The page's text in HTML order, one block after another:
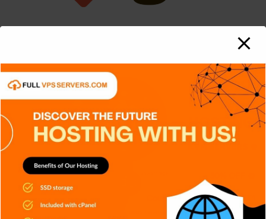
APPS GENERAL NOTICIAS
SERIES
SIN CATEGORÍA
SISTEMA OPERATIVO
TECH
TECNOLOGÍA
Git: La herramienta que transformó
el desarrollo de software
Carlos Conde
APPS DISPOSITIVOS
NOTICIAS